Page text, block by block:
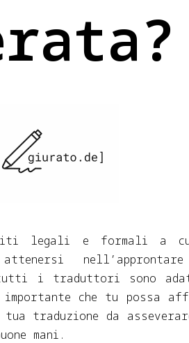
legali e formali a
tutti i traduttori sono
che tu possa
traduzione da
mani.